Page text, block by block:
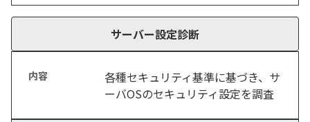
サーバー設定診断
各種セキュリティ基準に基づき、サ
ーバOSのセキュリティ設定を調査